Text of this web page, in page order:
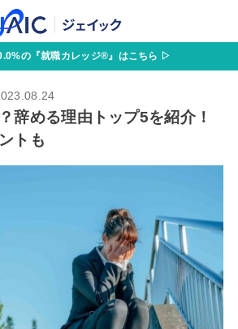
の『就職カレッジ®』はこちら ▷
辞める理由トップ5を紹介！
トも